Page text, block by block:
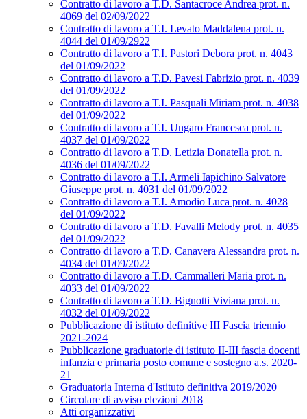
Contratto di lavoro a T.D. Santacroce Andrea prot. n.
4069 del 02/09/2022
Contratto di lavoro a T.I. Levato Maddalena prot. n.
4044 del 01/09/2922
Contratto di lavoro a T.I. Pastori Debora prot. n. 4043
del 01/09/2022
Contratto di lavoro a T.D. Pavesi Fabrizio prot. n. 4039
del 01/09/2022
Contratto di lavoro a T.I. Pasquali Miriam prot. n. 4038
del 01/09/2022
Contratto di lavoro a T.I. Ungaro Francesca prot. n.
4037 del 01/09/2022
Contratto di lavoro a T.D. Letizia Donatella prot. n.
4036 del 01/09/2022
Contratto di lavoro a T.I. Armeli Iapichino Salvatore
Giuseppe prot. n. 4031 del 01/09/2022
Contratto di lavoro a T.I. Amodio Luca prot. n. 4028
del 01/09/2022
Contratto di lavoro a T.D. Favalli Melody prot. n. 4035
del 01/09/2022
Contratto di lavoro a T.D. Canavera Alessandra prot. n.
4034 del 01/09/2022
Contratto di lavoro a T.D. Cammalleri Maria prot. n.
4033 del 01/09/2022
Contratto di lavoro a T.D. Bignotti Viviana prot. n.
4032 del 01/09/2022
Pubblicazione di istituto definitive III Fascia triennio
2021-2024
Pubblicazione graduatorie di istituto II-III fascia docenti
infanzia e primaria posto comune e sostegno a.s. 2020-
21
Graduatoria Interna d'Istituto definitiva 2019/2020
Circolare di avviso elezioni 2018
Atti organizzativi